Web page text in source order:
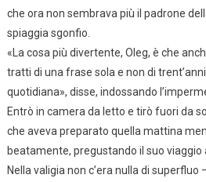
che ora non sembrava più il padrone
spiaggia sgonfio.
«La cosa più divertente, Oleg, è che
tratti di una frase sola e non di
quotidiana», disse, indossando
Entrò in camera da letto e tirò fuori da
che aveva preparato quella mattina
beatamente, pregustando il suo viaggio
Nella valigia non c’era nulla di